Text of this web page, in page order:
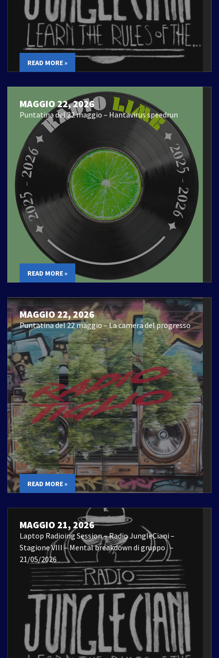
READ MORE »
MAGGIO 22, 2026
Puntatina del 22 maggio – Hantavirus speedrun
READ MORE »
MAGGIO 22, 2026
Puntatina del 22 maggio – La camera del progresso
READ MORE »
MAGGIO 21, 2026
Laptop Radioing Session – Radio JungleCiani –
Stagione VIII – Mental breakdown di gruppo –
21/05/2026